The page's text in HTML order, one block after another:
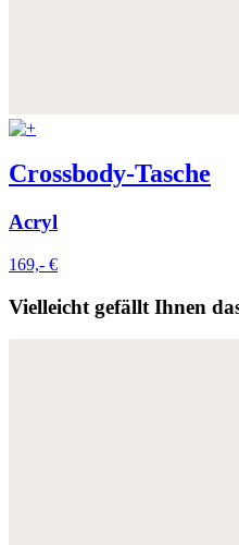
Crossbody-Tasche
Acryl
169,- €
Vielleicht gefällt Ihnen